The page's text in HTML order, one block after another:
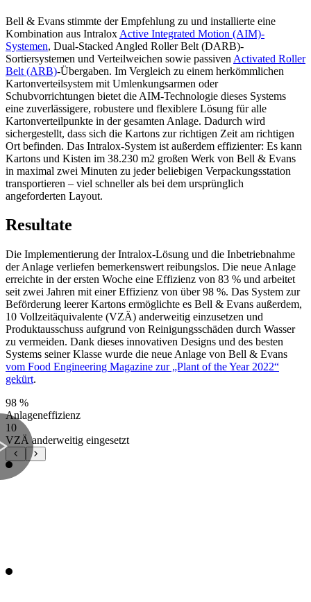
Bell & Evans stimmte der Empfehlung zu und installierte eine
Kombination aus Intralox Active Integrated Motion (AIM)-
Systemen, Dual-Stacked Angled Roller Belt (DARB)-
Sortiersystemen und Verteilweichen sowie passiven Activated Roller
Belt (ARB)-Übergaben. Im Vergleich zu einem herkömmlichen
Kartonverteilsystem mit Umlenkungsarmen oder
Schubvorrichtungen bietet die AIM-Technologie dieses Systems
eine zuverlässigere, robustere und flexiblere Lösung für alle
Kartonverteilpunkte in der gesamten Anlage. Dadurch wird
sichergestellt, dass sich die Kartons zur richtigen Zeit am richtigen
Ort befinden. Das Intralox-System ist außerdem effizienter: Es kann
Kartons und Kisten im 38.230 m2 großen Werk von Bell & Evans
in maximal zwei Minuten zu jeder beliebigen Verpackungsstation
transportieren – viel schneller als bei dem ursprünglich
angeforderten Layout.
Resultate
Die Implementierung der Intralox-Lösung und die Inbetriebnahme
der Anlage verliefen bemerkenswert reibungslos. Die neue Anlage
erreichte in der ersten Woche eine Effizienz von 83 % und arbeitet
seit zwei Jahren mit einer Effizienz von über 98 %. Das System zur
Beförderung leerer Kartons ermöglichte es Bell & Evans außerdem,
10 Vollzeitäquivalente (VZÄ) anderweitig einzusetzen und
Produktausschuss aufgrund von Reinigungsschäden durch Wasser
zu vermeiden. Dank dieses innovativen Designs und des besten
Systems seiner Klasse wurde die neue Anlage von Bell & Evans
vom Food Engineering Magazine zur „Plant of the Year 2022“
gekürt.
98 %
Anlageneffizienz
10
VZÄ anderweitig eingesetzt